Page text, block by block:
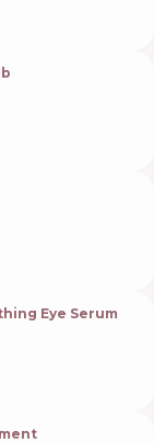
Eye Serum